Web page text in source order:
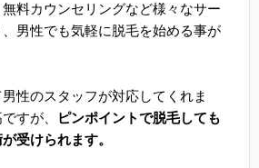
料カウンセリングなど様々なサー
男性でも気軽に脱毛を始める事が
性のスタッフが対応してくれま
すが、
ピンポイントで脱毛しても
受けられます。